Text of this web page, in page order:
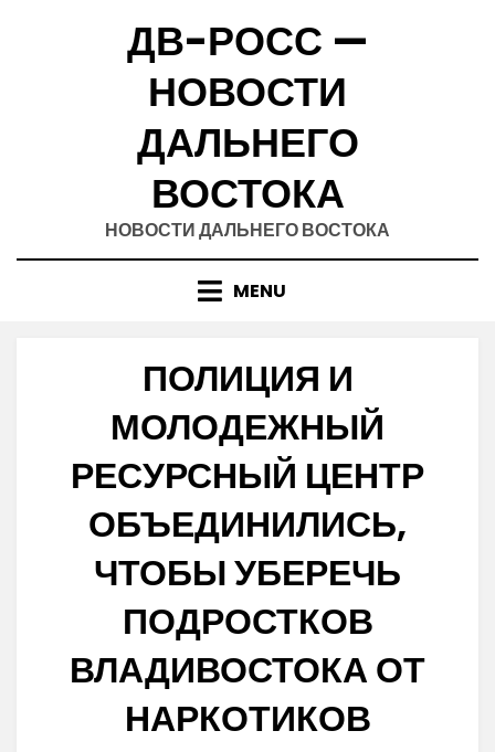
ДВ-РОСС —
НОВОСТИ
ДАЛЬНЕГО
ВОСТОКА
НОВОСТИ ДАЛЬНЕГО ВОСТОКА
MENU
ПОЛИЦИЯ И
МОЛОДЕЖНЫЙ
РЕСУРСНЫЙ ЦЕНТР
ОБЪЕДИНИЛИСЬ,
ЧТОБЫ УБЕРЕЧЬ
ПОДРОСТКОВ
ВЛАДИВОСТОКА ОТ
НАРКОТИКОВ